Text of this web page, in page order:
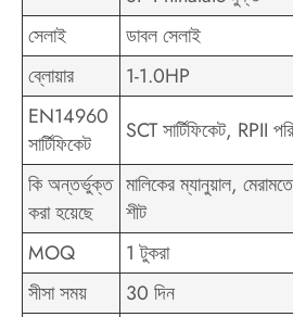
সেলাই
ডাবল সেলাই
ব্লোয়ার
1-1.0HP
EN14960
সার্টিফিকেট
SCT সার্টিফিকেট, RPII
কি অন্তর্ভুক্ত
করা হয়েছে
মালিকের ম্যানুয়াল,
শীট
MOQ
1 টুকরা
সীসা সময়
30 দিন